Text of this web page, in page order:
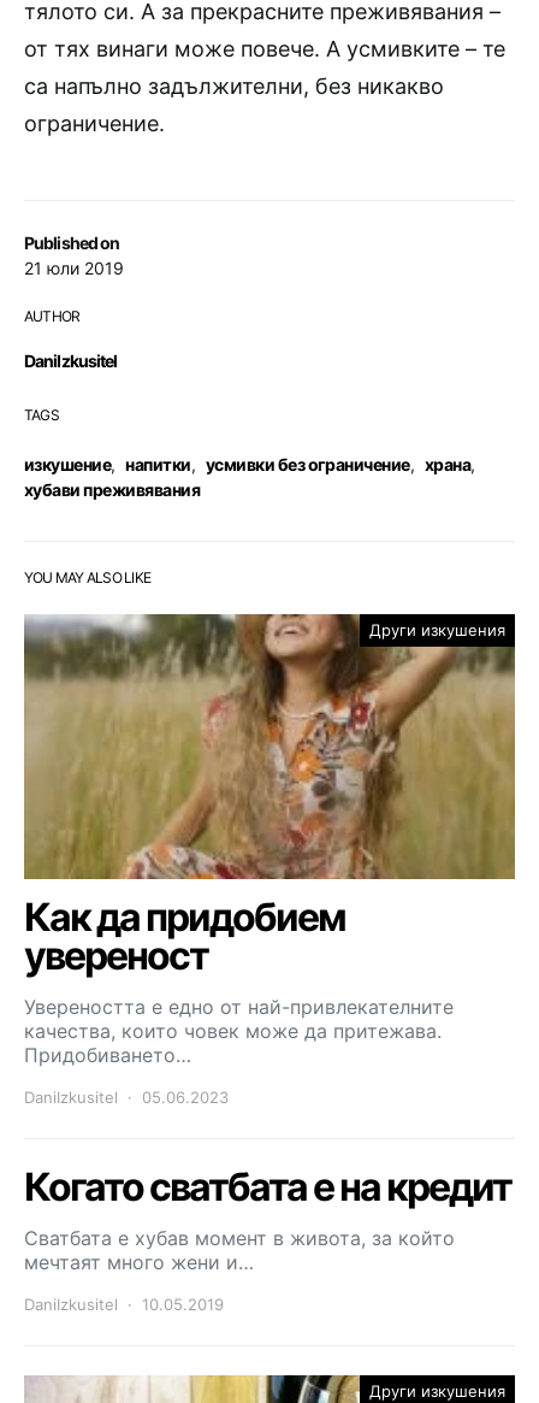
Published on
21 юли 2019
AUTHOR
DaniIzkusitel
TAGS
изкушение, напитки, усмивки без ограничение, храна,
хубави преживявания
тялото си. А за прекрасните преживявания –
от тях винаги може повече. А усмивките – те
са напълно задължителни, без никакво
ограничение.
YOU MAY ALSO LIKE
Други изкушения
Как да придобием
увереност
Увереността е едно от най-привлекателните
качества, които човек може да притежава.
Придобиването…
DaniIzkusitel 05.06.2023
Когато сватбата е на кредит
Сватбата е хубав момент в живота, за който
мечтаят много жени и…
DaniIzkusitel 10.05.2019
Други изкушения